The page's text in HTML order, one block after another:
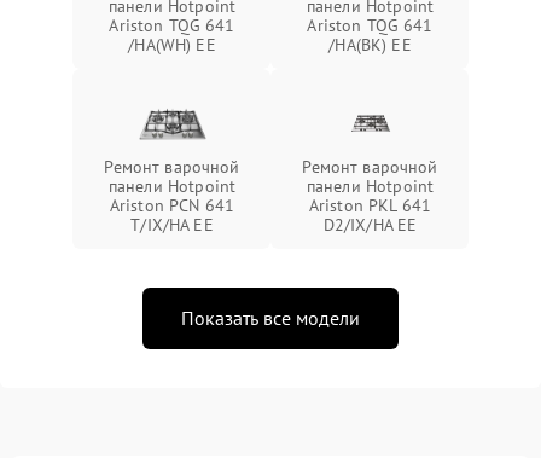
панели Hotpoint
Ariston TQG 641
/HA(WH) EE
панели Hotpoint
Ariston TQG 641
/HA(BK) EE
Ремонт варочной
панели Hotpoint
Ariston PCN 641
T/IX/HA EE
Ремонт варочной
панели Hotpoint
Ariston PKL 641
D2/IX/HA EE
Показать все модели